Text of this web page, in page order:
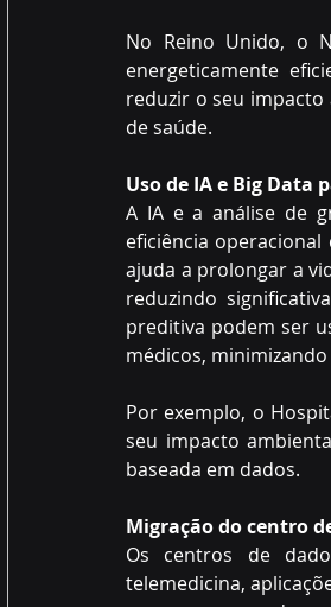
No Reino Unido, o
energeticamente
reduzir o seu
de saúde.
Uso de IA e Big
A IA e a análise de
eficiência
ajuda a prolongar a
reduzindo
preditiva podem ser
médicos,
Por exemplo, o
seu impacto
baseada em dados.
Migração do centro
Os centros de
telemedicina,